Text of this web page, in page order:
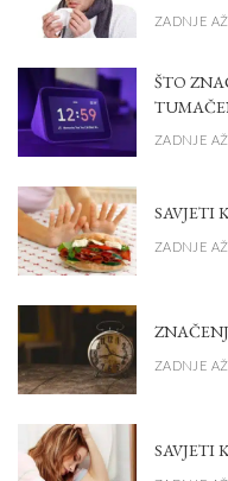
ZADNJE
ŠTO
ZADNJE
SAVJETI
ZADNJE
ZADNJE
SAVJETI